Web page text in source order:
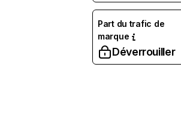
Part du trafic de
marque
Déverrouiller